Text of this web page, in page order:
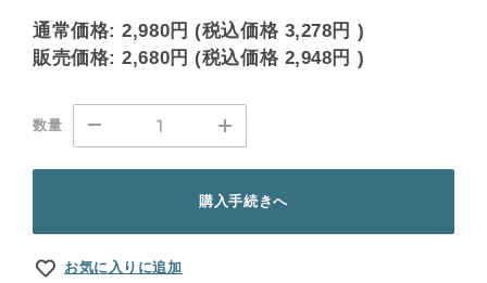
通常価格:2,980円 (税込価格 3,278円 )
販売価格:2,680円 (税込価格 2,948円 )
数量
購入手続きへ
お気に入りに追加